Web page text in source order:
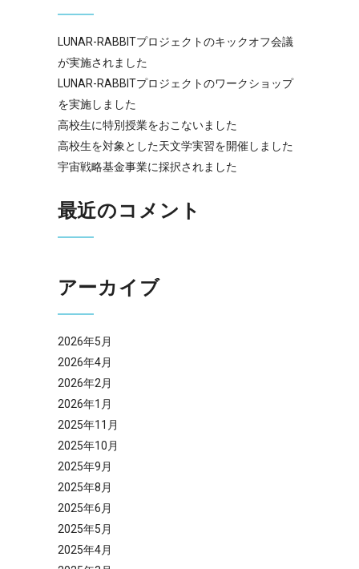
LUNAR-RABBITプロジェクトのキックオフ会議
が実施されました
LUNAR-RABBITプロジェクトのワークショップ
を実施しました
高校生に特別授業をおこないました
高校生を対象とした天文学実習を開催しました
宇宙戦略基金事業に採択されました
最近のコメント
アーカイブ
2026年5月
2026年4月
2026年2月
2026年1月
2025年11月
2025年10月
2025年9月
2025年8月
2025年6月
2025年5月
2025年4月